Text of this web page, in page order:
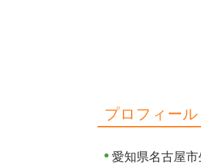
プロフィール
愛知県名古屋